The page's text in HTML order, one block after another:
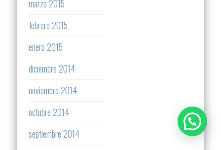
marzo 2015
febrero 2015
enero 2015
diciembre 2014
noviembre 2014
octubre 2014
septiembre 2014